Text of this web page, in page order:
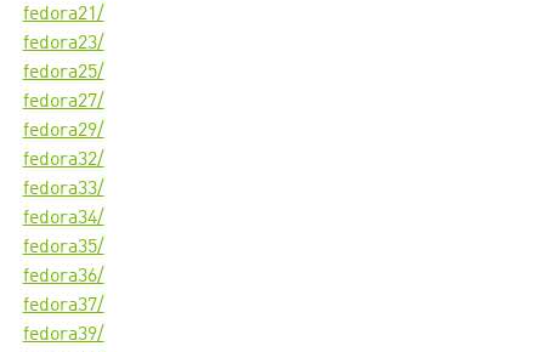
fedora21/
fedora23/
fedora25/
fedora27/
fedora29/
fedora32/
fedora33/
fedora34/
fedora35/
fedora36/
fedora37/
fedora39/